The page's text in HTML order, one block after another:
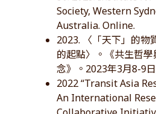
Society, Western
Australia. Online.
2023. 〈「天下」的物
的起點〉。《共生哲
念》。2023年3月8-9
2022 “Transit Asia
An International